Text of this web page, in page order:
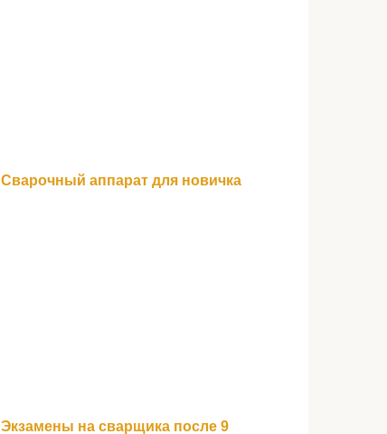
Сварочный аппарат для новичка
Экзамены на сварщика после 9